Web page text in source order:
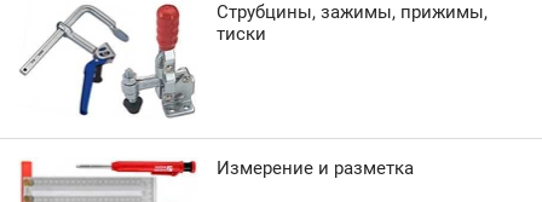
Струбцины, зажимы, прижимы,
тиски
Измерение и разметка